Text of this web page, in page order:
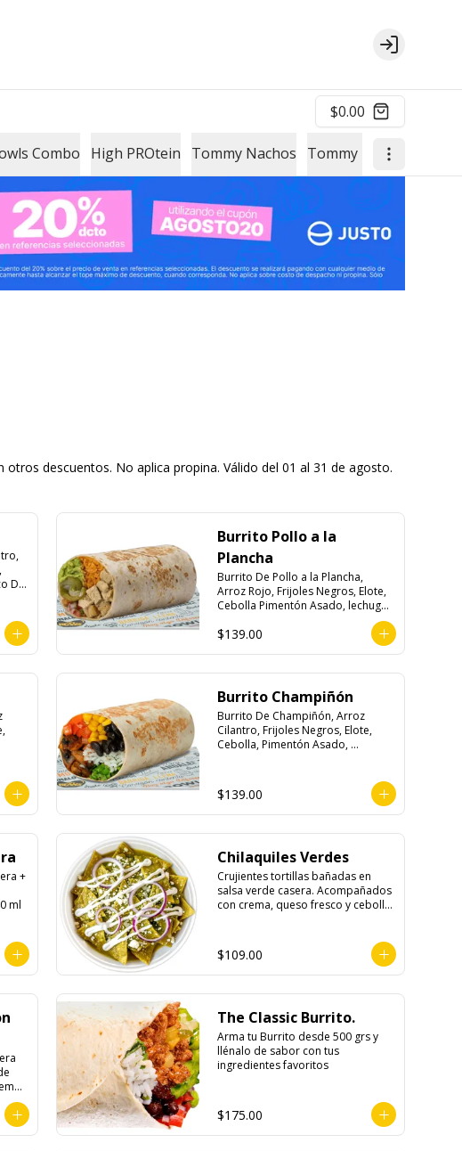
Login
$0.00
Combo High PROtein Tommy Nachos Tommy Papas
descuentos. No aplica propina. Válido del 01 al 31 de agosto.
De
Burrito Pollo a la
Plancha
Burrito De Pollo a la Plancha,
Arroz Rojo, Frijoles Negros, Elote,
Cebolla Pimentón Asado, lechuga,
Crema Ácida.
$139.00
Burrito Champiñón
Burrito De Champiñón, Arroz
Cilantro, Frijoles Negros, Elote,
Cebolla, Pimentón Asado,
$139.00
+
ml
Chilaquiles Verdes
Crujientes tortillas bañadas en
salsa verde casera. Acompañados
con crema, queso fresco y cebolla
$109.00
The Classic Burrito.
Arma tu Burrito desde 500 grs y
llénalo de sabor con tus
ingredientes favoritos
$175.00